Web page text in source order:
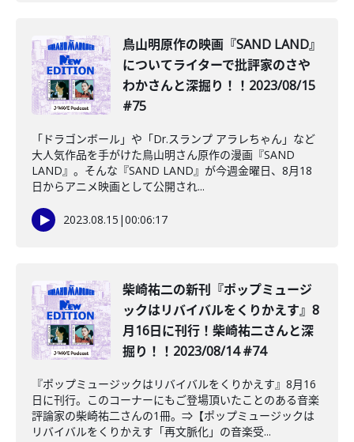
鳥山明原作の映画『SAND LAND』
についてライターで批評家のさや
わかさんと深掘り！！2023/08/15
#75
「ドラゴンボール」や「Dr.スランプ アラレちゃん」など
大人気作品を手がけた鳥山明さん原作の漫画『SAND
LAND』。そんな『SAND LAND』が今週金曜日、8月18
日からアニメ映画として公開され...
2023.08.15 |00:06:17
柴崎祐二の新刊『ポップミュージ
ックはリバイバルをくりかえす』8
月16日に刊行！柴崎祐二さんと深
掘り！！2023/08/14 #74
『ポップミュージックはリバイバルをくりかえす』8月16
日に刊行。このコーナーにもご登場頂いたことのある音楽
評論家の柴崎祐二さんの1冊。⇒【ポップミュージックは
リバイバルをくりかえす「再文脈化」の音楽受...